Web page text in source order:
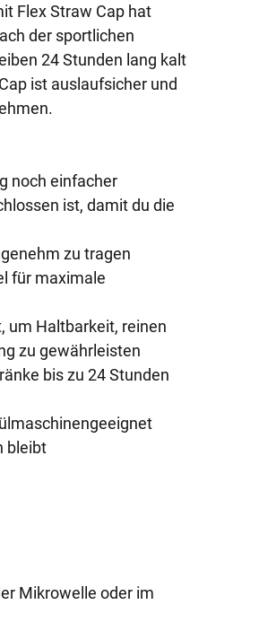
Flex Straw Cap hat
der sportlichen
24 Stunden lang kalt
ist auslaufsicher und
noch einfacher
ist, damit du die
zu tragen
für maximale
um Haltbarkeit, reinen
zu gewährleisten
bis zu 24 Stunden
bleibt
Mikrowelle oder im